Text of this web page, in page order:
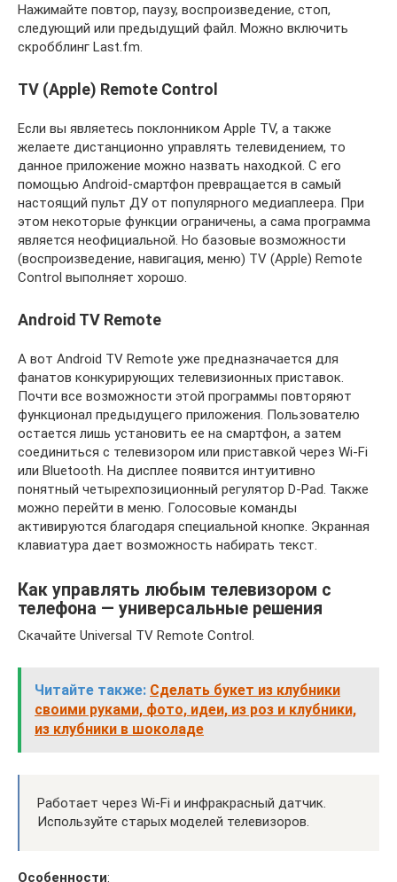
Нажимайте повтор, паузу, воспроизведение, стоп,
следующий или предыдущий файл. Можно включить
скробблинг Last.fm.
TV (Apple) Remote Control
Если вы являетесь поклонником Apple TV, а также
желаете дистанционно управлять телевидением, то
данное приложение можно назвать находкой. С его
помощью Android-смартфон превращается в самый
настоящий пульт ДУ от популярного медиаплеера. При
этом некоторые функции ограничены, а сама программа
является неофициальной. Но базовые возможности
(воспроизведение, навигация, меню) TV (Apple) Remote
Control выполняет хорошо.
Android TV Remote
А вот Android TV Remote уже предназначается для
фанатов конкурирующих телевизионных приставок.
Почти все возможности этой программы повторяют
функционал предыдущего приложения. Пользователю
остается лишь установить ее на смартфон, а затем
соединиться с телевизором или приставкой через Wi-Fi
или Bluetooth. На дисплее появится интуитивно
понятный четырехпозиционный регулятор D-Pad. Также
можно перейти в меню. Голосовые команды
активируются благодаря специальной кнопке. Экранная
клавиатура дает возможность набирать текст.
Как управлять любым телевизором с
телефона — универсальные решения
Скачайте Universal TV Remote Control.
Читайте также: Сделать букет из клубники
своими руками, фото, идеи, из роз и клубники,
из клубники в шоколаде
Работает через Wi-Fi и инфракрасный датчик.
Используйте старых моделей телевизоров.
Особенности: